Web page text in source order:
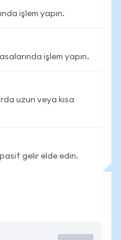
işlem yapın.
işlem yapın.
uzun veya kısa
gelir elde edin.